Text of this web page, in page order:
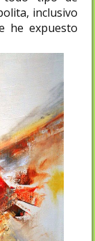
inclusivo
he expuesto